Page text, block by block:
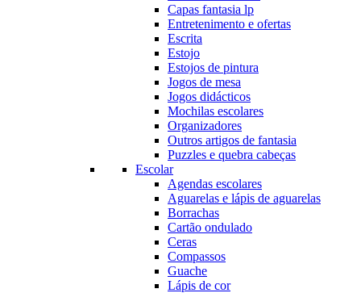
Capas fantasia lp
Entretenimento e ofertas
Escrita
Estojo
Estojos de pintura
Jogos de mesa
Jogos didácticos
Mochilas escolares
Organizadores
Outros artigos de fantasia
Puzzles e quebra cabeças
Escolar
Agendas escolares
Aguarelas e lápis de aguarelas
Borrachas
Cartão ondulado
Ceras
Compassos
Guache
Lápis de cor